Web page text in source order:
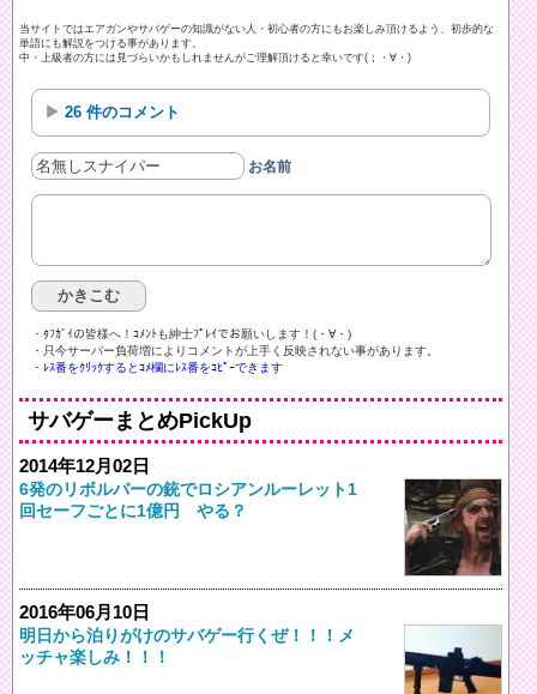
当サイトではエアガンやサバゲーの知識がない人・初心者の方にもお楽しみ頂けるよう、初歩的な
単語にも解説をつける事があります。
中・上級者の方には見づらいかもしれませんがご理解頂けると幸いです(；・∀・)
26 件のコメント
お名前
・ﾀﾌｶﾞｲの皆様へ！ｺﾒﾝﾄも紳士ﾌﾟﾚｲでお願いします！(・∀・)ゞ
・只今サーバー負荷増によりコメントが上手く反映されない事があります。
・ﾚｽ番をｸﾘｯｸするとｺﾒ欄にﾚｽ番をｺﾋﾟｰできます
サバゲーまとめPickUp
2014年12月02日
6発のリボルバーの銃でロシアンルーレット1
回セーフごとに1億円 やる？
2016年06月10日
明日から泊りがけのサバゲー行くぜ！！！メ
ッチャ楽しみ！！！